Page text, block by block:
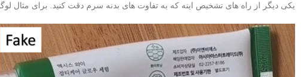
یکی دیگر از راه های تشخیص اینه که به تفاوت های بدنه سرم دقت کنید. برای مثال